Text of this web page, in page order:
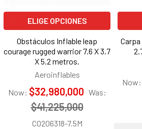
ELIGE OPCIONES
Obstáculos Inflable leap
courage rugged warrior 7.6 X 3.7
X 5.2 metros.
Aeroinflables
Now: $32,980,000 Was:
$41,225,000
CO206318-7.5M
Now: